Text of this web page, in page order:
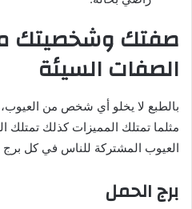
صفتك وشخصيتك
الصفات السيئة
بالطبع لا يخلو أي شخص من
مثلما تمتلك المميزات كذلك
العيوب المشتركة للناس في كل برج
برج الحمل